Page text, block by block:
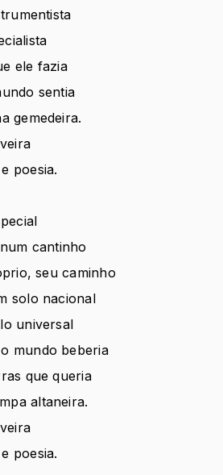
ele fazia
sentia
gemedeira.
poesia.
cantinho
seu caminho
solo nacional
universal
mundo beberia
que queria
altaneira.
poesia.